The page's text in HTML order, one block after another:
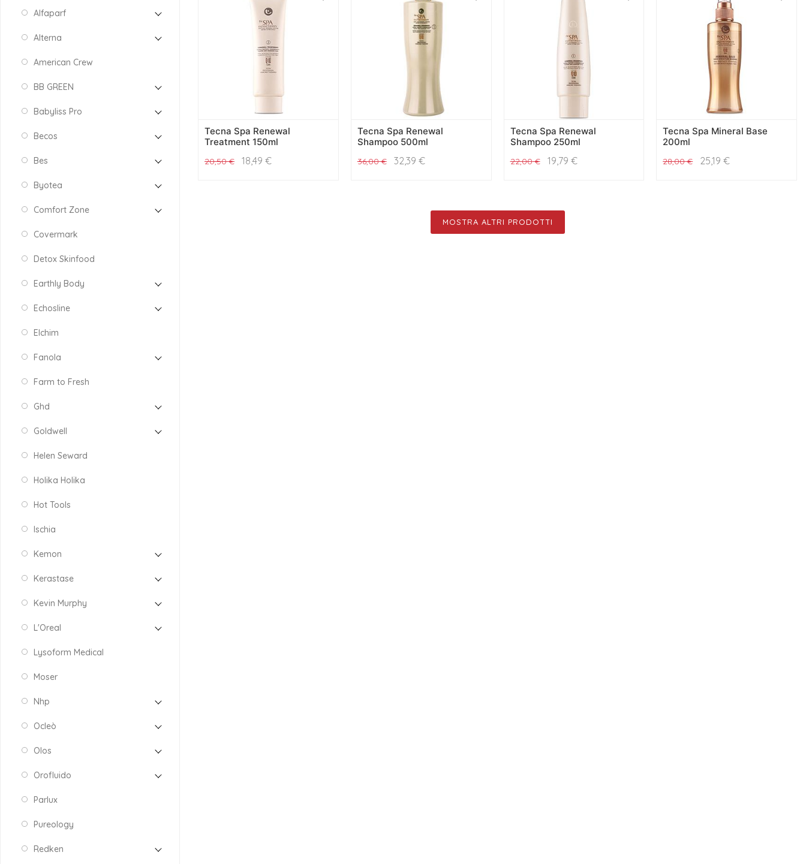
Alfaparf
Alterna
American Crew
BB GREEN
Babyliss Pro
Becos
Bes
Byotea
Comfort Zone
Covermark
Detox Skinfood
Earthly Body
Echosline
Elchim
Fanola
Farm to Fresh
Ghd
Goldwell
Helen Seward
Holika Holika
Hot Tools
Ischia
Kemon
Kerastase
Kevin Murphy
L'Oreal
Lysoform Medical
Moser
Nhp
Ocleò
Olos
Orofluido
Parlux
Pureology
Redken
Tecna Spa Renewal
Treatment 150ml
20,50€ 18,49 €
Tecna Spa Renewal
Shampoo 500ml
36,00€ 32,39 €
Tecna Spa Renewal
Shampoo 250ml
22,00€ 19,79 €
Tecna Spa Mineral Base
200ml
28,00€ 25,19 €
MOSTRA ALTRI PRODOTTI